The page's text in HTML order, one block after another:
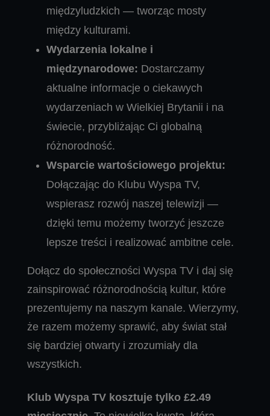
międzyludzkich — tworząc mosty
między kulturami.
Wydarzenia lokalne i
międzynarodowe: Dostarczamy
aktualne informacje o ciekawych
wydarzeniach w Wielkiej Brytanii i na
świecie, przybliżając Ci globalną
różnorodność.
Wsparcie wartościowego projektu:
Dołączając do Klubu Wyspa TV,
wspierasz rozwój naszej telewizji —
dzięki temu możemy tworzyć jeszcze
lepsze treści i realizować ambitne cele.
Dołącz do społeczności Wyspa TV i daj się
zainspirować różnorodnością kultur, które
prezentujemy na naszym kanale. Wierzymy,
że razem możemy sprawić, aby świat stał
się bardziej otwarty i zrozumiały dla
wszystkich.
Klub Wyspa TV kosztuje tylko £2.49